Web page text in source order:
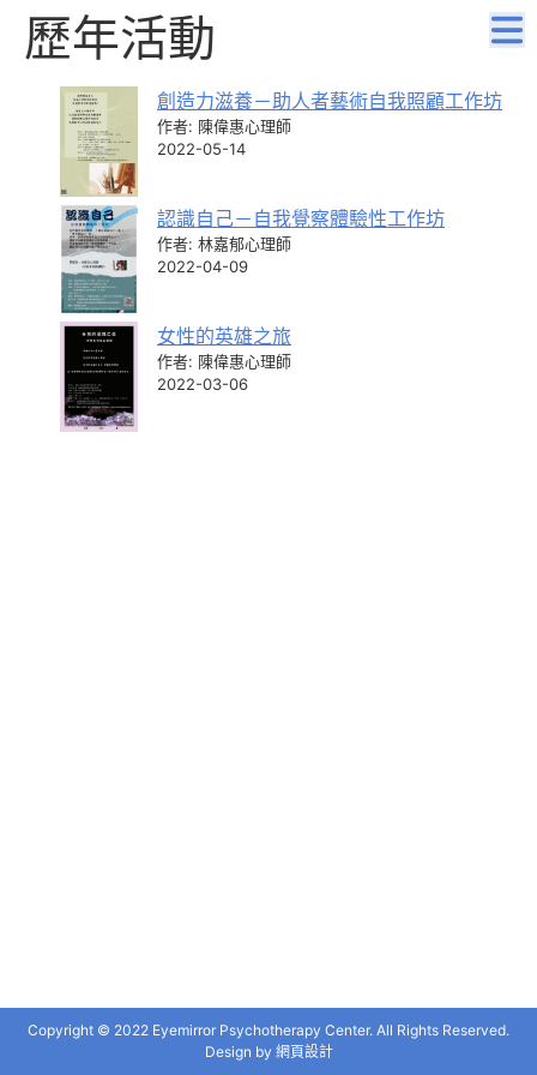
歷年活動
創造力滋養－助人者藝術自我照顧工作坊
作者: 陳偉惠心理師
2022-05-14
認識自己－自我覺察體驗性工作坊
作者: 林嘉郁心理師
2022-04-09
女性的英雄之旅
作者: 陳偉惠心理師
2022-03-06
Copyright © 2022 Eyemirror Psychotherapy Center. All Rights Reserved.
Design by 網頁設計